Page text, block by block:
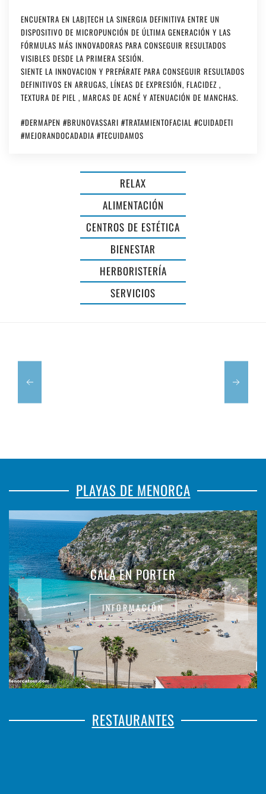
ENCUENTRA EN LAB|TECH LA SINERGIA DEFINITIVA ENTRE UN
DISPOSITIVO DE MICROPUNCIÓN DE ÚLTIMA GENERACIÓN Y LAS
FÓRMULAS MÁS INNOVADORAS PARA CONSEGUIR RESULTADOS
VISIBLES DESDE LA PRIMERA SESIÓN.
SIENTE LA INNOVACION Y PREPÁRATE PARA CONSEGUIR RESULTADOS
DEFINITIVOS EN ARRUGAS, LÍNEAS DE EXPRESIÓN, FLACIDEZ ,
TEXTURA DE PIEL , MARCAS DE ACNÉ Y ATENUACIÓN DE MANCHAS.
#DERMAPEN #BRUNOVASSARI #TRATAMIENTOFACIAL #CUIDADETI
#MEJORANDOCADADIA #TECUIDAMOS
RELAX
ALIMENTACIÓN
CENTROS DE ESTÉTICA
BIENESTAR
HERBORISTERÍA
SERVICIOS
PERRUQUERIA
BIOLÓGICA
NÚRIA
PLAYAS DE MENORCA
CALA EN PORTER
INFORMACIÓN
RESTAURANTES